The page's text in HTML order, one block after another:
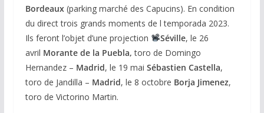
Bordeaux (parking marché des Capucins). En condition
du direct trois grands moments de l temporada 2023.
Ils feront l’objet d’une projection
Séville, le 26
avril Morante de la Puebla, toro de Domingo
Hernandez – Madrid, le 19 mai Sébastien Castella,
toro de Jandilla – Madrid, le 8 octobre Borja Jimenez,
toro de Victorino Martin.